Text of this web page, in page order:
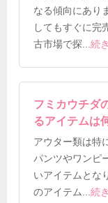
なる傾向にあり
してもすぐに完
古市場で探 ...続
フミカウチダ
るアイテムは
アウター類は特
パンツやワンピ
いアイテムとな
のアイテム...続